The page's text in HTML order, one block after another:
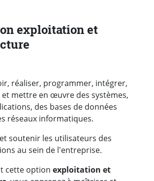
exploitation et
réaliser, programmer, intégrer,
mettre en œuvre des systèmes,
des bases de données
réseaux informatiques.
soutenir les utilisateurs des
au sein de l'entreprise.
cette option exploitation et